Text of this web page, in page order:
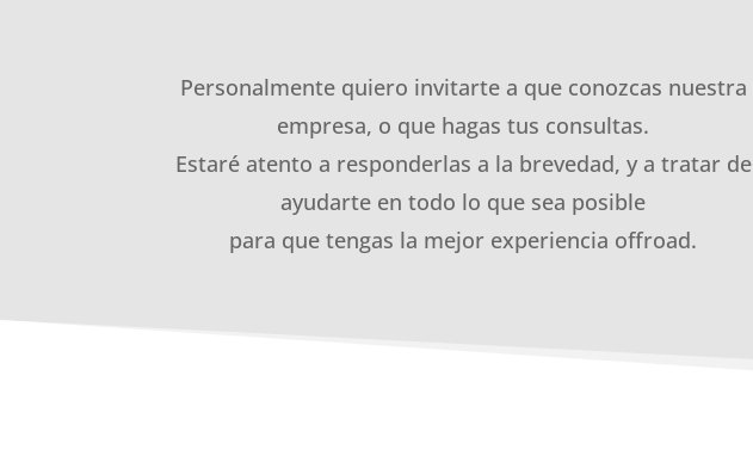
Personalmente quiero invitarte a que conozcas nuestra
empresa, o que hagas tus consultas.
Estaré atento a responderlas a la brevedad, y a tratar de
ayudarte en todo lo que sea posible
para que tengas la mejor experiencia offroad.